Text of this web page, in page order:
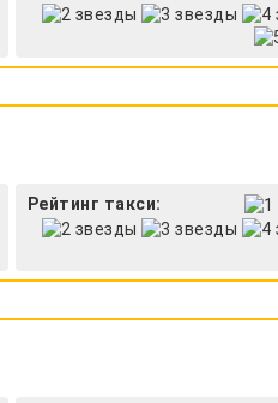
Рейтинг такси: